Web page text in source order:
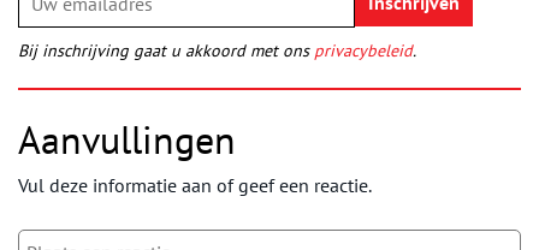
Bij inschrijving gaat u akkoord met ons privacybeleid.
Aanvullingen
Vul deze informatie aan of geef een reactie.